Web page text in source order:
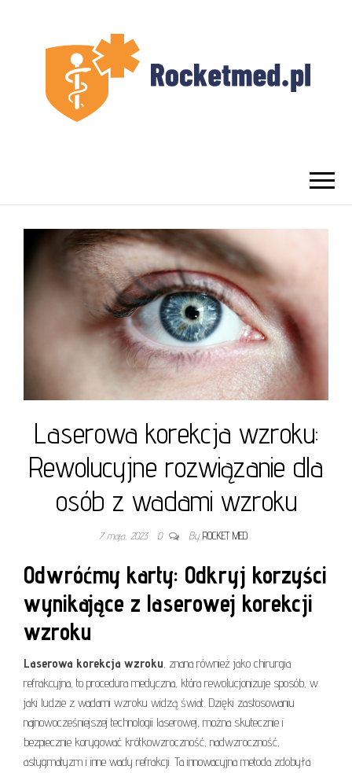
WARSZAWA
Laserowa korekcja wzroku:
Rewolucyjne rozwiązanie dla
osób z wadami wzroku
7 maja, 2023 0 By ROCKET MED
Odwróćmy karty: Odkryj korzyści
wynikające z laserowej korekcji
wzroku
Laserowa korekcja wzroku, znana również jako chirurgia
refrakcyjna, to procedura medyczna, która rewolucjonizuje sposób, w
jaki ludzie z wadami wzroku widzą świat. Dzięki zastosowaniu
najnowocześniejszej technologii laserowej, można skutecznie i
bezpiecznie korygować krótkowzroczność, nadwzroczność,
astygmatyzm i inne wady refrakcji. Ta innowacyjna metoda zdobyła